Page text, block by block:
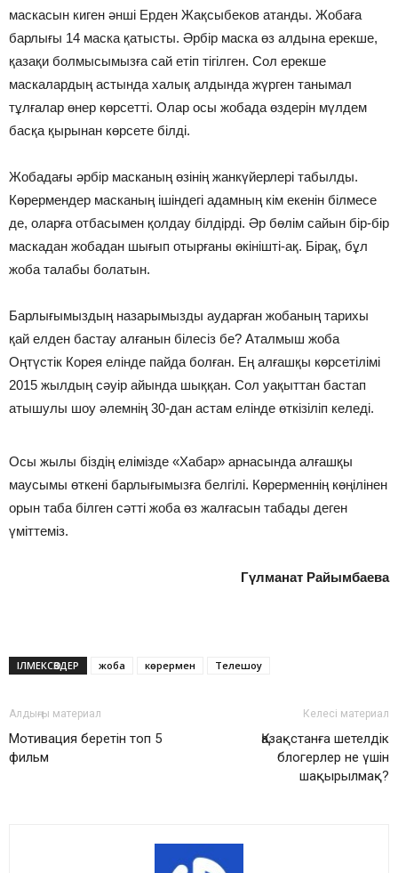
маскасын киген әнші Ерден Жақсыбеков атанды. Жобаға
барлығы 14 маска қатысты. Әрбір маска өз алдына ерекше,
қазақи болмысымызға сай етіп тігілген. Сол ерекше
маскалардың астында халық алдында жүрген танымал
тұлғалар өнер көрсетті. Олар осы жобада өздерін мүлдем
басқа қырынан көрсете білді.
Жобадағы әрбір масканың өзінің жанкүйерлері табылды.
Көрермендер масканың ішіндегі адамның кім екенін білмесе
де, оларға отбасымен қолдау білдірді. Әр бөлім сайын бір-бір
маскадан жобадан шығып отырғаны өкінішті-ақ. Бірақ, бұл
жоба талабы болатын.
Барлығымыздың назарымызды аударған жобаның тарихы
қай елден бастау алғанын білесіз бе? Аталмыш жоба
Оңтүстік Корея елінде пайда болған. Ең алғашқы көрсетілімі
2015 жылдың сәуір айында шыққан. Сол уақыттан бастап
атышулы шоу әлемнің 30-дан астам елінде өткізіліп келеді.
Осы жылы біздің елімізде «Хабар» арнасында алғашқы
маусымы өткені барлығымызға белгілі. Көрерменнің көңілінен
орын таба білген сәтті жоба өз жалғасын табады деген
үміттеміз.
Гүлманат Райымбаева
ІЛМЕКСӨЗДЕР жоба көрермен Телешоу
Алдыңғы материал
Мотивация беретін топ 5
фильм
Келесі материал
Қазақстанға шетелдік
блогерлер не үшін
шақырылмақ?